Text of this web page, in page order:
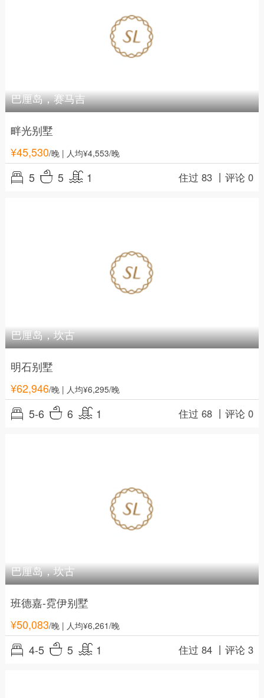
巴厘岛，赛马吉
畔光别墅
¥45,530/晚| 人均¥4,553/晚
5 5 1 住过 83 丨评论 0
巴厘岛，坎古
明石别墅
¥62,946/晚| 人均¥6,295/晚
5-6 6 1 住过 68 丨评论 0
巴厘岛，坎古
班德嘉-霓伊别墅
¥50,083/晚| 人均¥6,261/晚
4-5 5 1 住过 84 丨评论 3